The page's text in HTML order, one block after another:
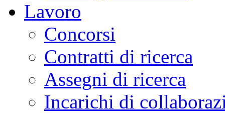
Lavoro
Concorsi
Contratti di ricerca
Assegni di ricerca
Incarichi di